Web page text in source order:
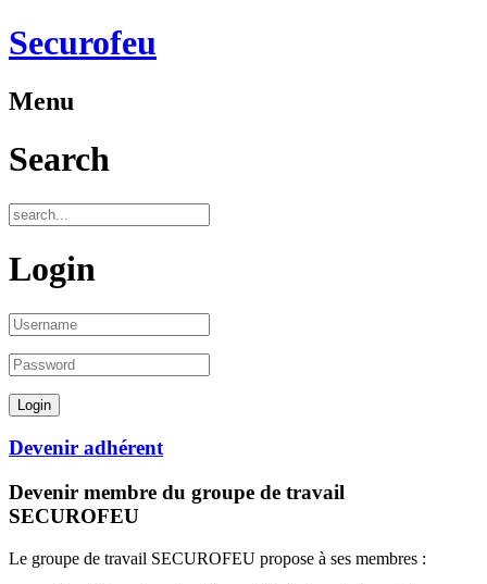
Securofeu
Menu
Search
Login
Devenir adhérent
Devenir membre du groupe de travail
SECUROFEU
Le groupe de travail SECUROFEU propose à ses membres :